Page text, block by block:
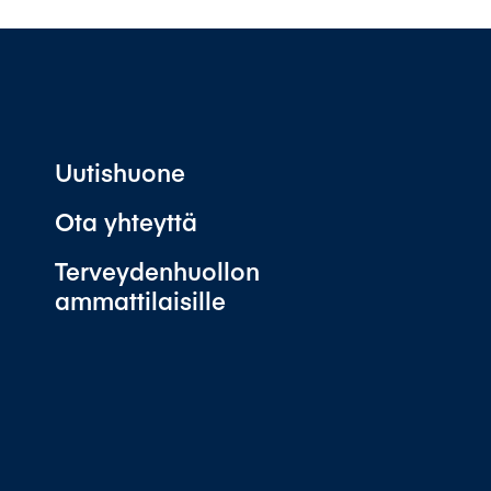
Uutishuone
Ota yhteyttä
Terveydenhuollon
ammattilaisille